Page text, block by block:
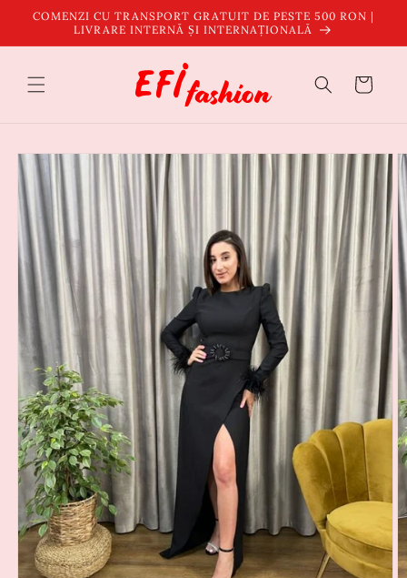
Salt la
conținut
COMENZI CU TRANSPORT GRATUIT DE PESTE 500 RON |
LIVRARE INTERNĂ ȘI INTERNAȚIONALĂ
Coș
informațiile
despre
produs